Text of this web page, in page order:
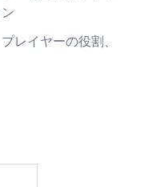
レイヤーの役割、